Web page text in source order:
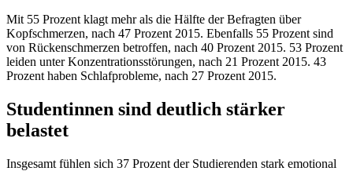
Mit 55 Prozent klagt mehr als die Hälfte der Befragten über
Kopfschmerzen, nach 47 Prozent 2015. Ebenfalls 55 Prozent sind
von Rückenschmerzen betroffen, nach 40 Prozent 2015. 53 Prozent
leiden unter Konzentra­tions­störungen, nach 21 Prozent 2015. 43
Prozent haben Schlafprobleme, nach 27 Prozent 2015.
Studentinnen sind deutlich stärker
belastet
Insgesamt fühlen sich 37 Prozent der Studierenden stark emotional